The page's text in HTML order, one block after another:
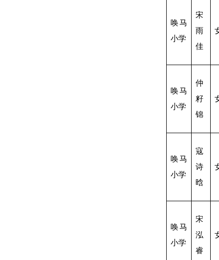
唤马
小学
宋
雨
佳
唤马
小学
仲
籽
锦
唤马
小学
寇
诗
晗
唤马
小学
宋
泓
睿